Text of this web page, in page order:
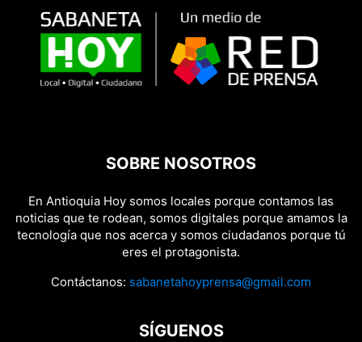
SOBRE NOSOTROS
En Antioquia Hoy somos locales porque contamos las
noticias que te rodean, somos digitales porque amamos la
tecnología que nos acerca y somos ciudadanos porque tú
eres el protagonista.
Contáctanos: sabanetahoyprensa@gmail.com
SÍGUENOS